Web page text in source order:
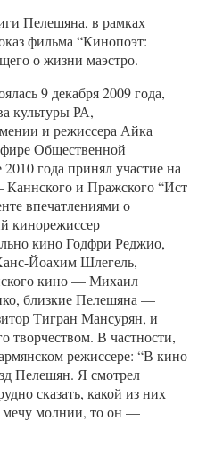
Пелешяна, в рамках
фильма “Кинопоэт:
о жизни маэстро.
9 декабря 2009 года,
культуры РА,
и режиссера Айка
Общественной
года принял участие на
и Пражского “Ист
впечатлениями о
кинорежиссер
кино Годфри Реджио,
Йоахим Шлегель,
кино — Михаил
близкие Пелешяна —
Тигран Мансурян, и
творчеством. В частности,
режиссере: “В кино
Пелешян. Я смотрел
сказать, какой из них
молнии, то он —